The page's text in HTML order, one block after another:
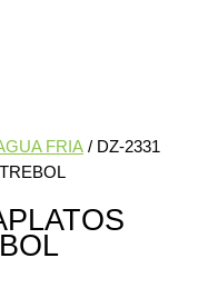
FRIA / DZ-2331